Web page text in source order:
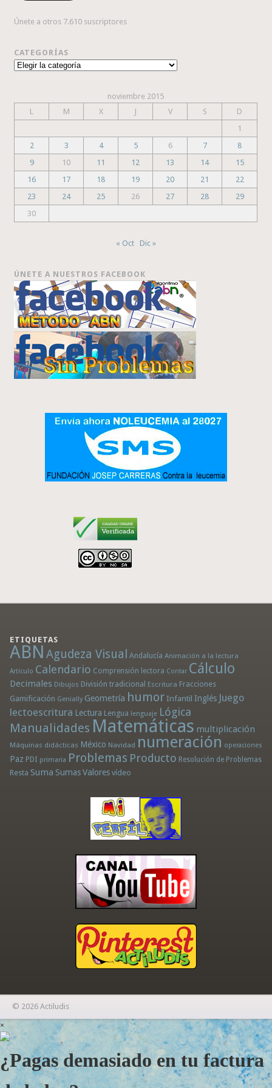
Únete a otros 7.610 suscriptores
CATEGORÍAS
Categorías
noviembre 2015
L
M X J V S
D
1
2
3 4 5 6 7
8
9
10 11 12 13 14
15
16
17 18 19 20 21
22
23
24 25 26 27 28
29
30
« Oct Dic »
ÚNETE A NUESTROS FACEBOOK
ETIQUETAS
ABN Agudeza Visual Andalucía Animación a la lectura
Artículo Calendario Comprensión lectora Contar Cálculo
Decimales Dibujos División tradicional Escritura Fracciones
Gamificación Genially Geometría humor Infantil Inglés Juego
lectoescritura Lectura Lengua lenguaje Lógica
Manualidades Matemáticas multiplicación
Máquinas didácticas México Navidad numeración operaciones
Paz PDI primaria Problemas Producto Resolución de Problemas
Resta Suma Sumas Valores vídeo
© 2026 Actiludis
×
¿Pagas demasiado en tu factura